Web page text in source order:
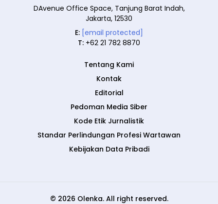
DAvenue Office Space, Tanjung Barat Indah,
Jakarta, 12530
E: [email protected]
T: +62 21 782 8870
Tentang Kami
Kontak
Editorial
Pedoman Media Siber
Kode Etik Jurnalistik
Standar Perlindungan Profesi Wartawan
Kebijakan Data Pribadi
© 2026 Olenka. All right reserved.